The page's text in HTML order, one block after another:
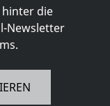
die
Newsletter